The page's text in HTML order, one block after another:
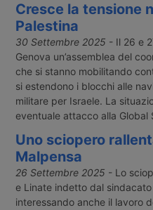
Cresce la tensione
Palestina
30 Settembre 2025 - Il 26 e
Genova un’assemblea del
che si stanno mobilitando
si estendono i blocchi alle
militare per Israele. La
eventuale attacco alla Global
Uno sciopero
Malpensa
26 Settembre 2025 - Lo
e Linate indetto dal
interessando anche il lavoro